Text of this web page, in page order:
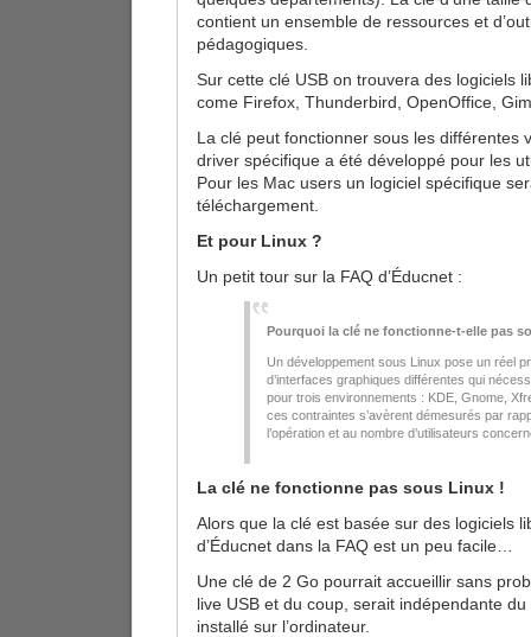
contient un ensemble de ressources et
pédagogiques.
Sur cette clé USB on trouvera des logiciels
come Firefox, Thunderbird, OpenOffice,
La clé peut fonctionner sous les différentes
driver spécifique a été développé pour les
Pour les Mac users un logiciel spécifique
téléchargement.
Et pour Linux ?
Un petit tour sur la FAQ d’Éducnet :
Pourquoi la clé ne fonctionne-t-elle pas
Un développement sous Linux pose un réel
d’interfaces graphiques différentes qui
pour trois environnements : KDE, Gnome,
ces contraintes s’avèrent démesurés par
l’opération et au nombre d’utilisateurs
La clé ne fonctionne pas sous Linux !
Alors que la clé est basée sur des logiciels
d’Éducnet dans la FAQ est un peu facile…
Une clé de 2 Go pourrait accueillir sans
live USB et du coup, serait indépendante du
installé sur l’ordinateur.